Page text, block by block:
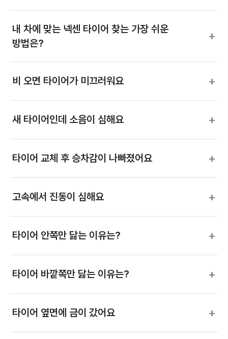
내 차에 맞는 넥센 타이어 찾는 가장 쉬운
방법은?
+
비 오면 타이어가 미끄러워요 +
새 타이어인데 소음이 심해요 +
타이어 교체 후 승차감이 나빠졌어요 +
고속에서 진동이 심해요 +
타이어 안쪽만 닳는 이유는? +
타이어 바깥쪽만 닳는 이유는? +
타이어 옆면에 금이 갔어요 +